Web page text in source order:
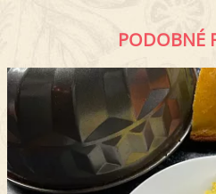
PODOBNÉ